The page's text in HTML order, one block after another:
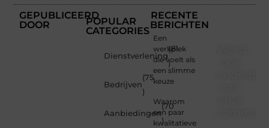
GEPUBLICEERD
DOOR
POPULAR
CATEGORIES
Dienstverlening
(81
)
Bedrijven
(75
)
Aanbiedingen
(70
)
RECENTE
BERICHTEN
Een
werkplek
die voelt als
een slimme
keuze
Waarom
een paar
kwalitatieve